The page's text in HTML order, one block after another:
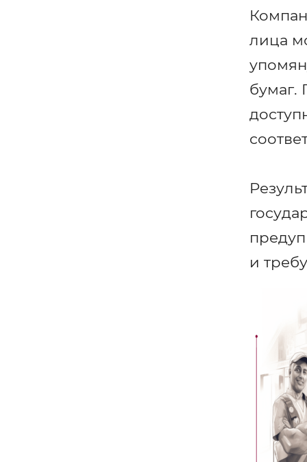
лица
бумаг.
и